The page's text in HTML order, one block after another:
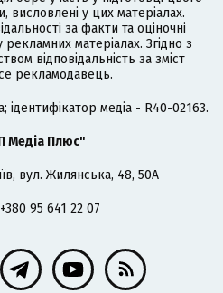
висловлені у цих матеріалах.
за факти та оціночні
матеріалах. Згідно з
відповідальність за зміст
рекламодавець.
ідентифікатор медіа - R40-02163.
Медіа Плюс"
вул. Жилянська, 48, 50А
95 641 22 07